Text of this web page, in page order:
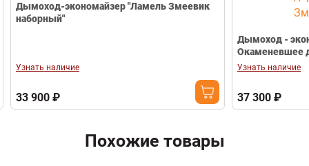
экономайзер "Ламель Змеевик
Дымоход - экономайзер " Ламель
Окаменевшее дерево +
Узнать наличие
37 300 ₽
Похожие товары